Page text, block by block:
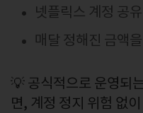
넷플릭스 계정 공
매달 정해진 금액
💡 공식적으로 운영되
면, 계정 정지 위험 없